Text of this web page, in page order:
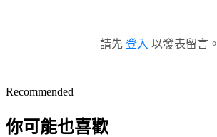
請先 登入 以發表留言。
Recommended
你可能也喜歡